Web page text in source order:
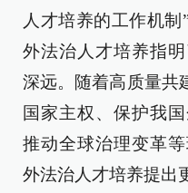
人才培养的工作机
外法治人才培养指
深远。随着高质量共
国家主权、保护我
推动全球治理变革
外法治人才培养提出